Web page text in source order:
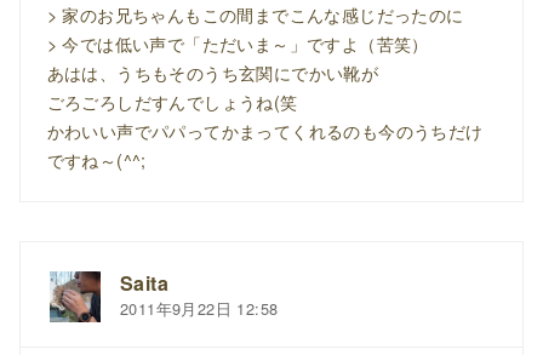
> 家のお兄ちゃんもこの間までこんな感じだったのに
> 今では低い声で「ただいま～」ですよ（苦笑）
あはは、うちもそのうち玄関にでかい靴が
ごろごろしだすんでしょうね(笑
かわいい声でパパってかまってくれるのも今のうちだけ
ですね～(^^;
Saita
2011年9月22日 12:58